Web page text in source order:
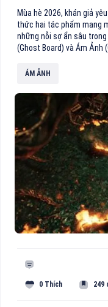
Mùa hè 2026, khán giả
thức hai tác phẩm mang
những nỗi sợ ẩn sâu
(Ghost Board) và Ám Ảnh
ÁM ẢNH
0 Thích 249